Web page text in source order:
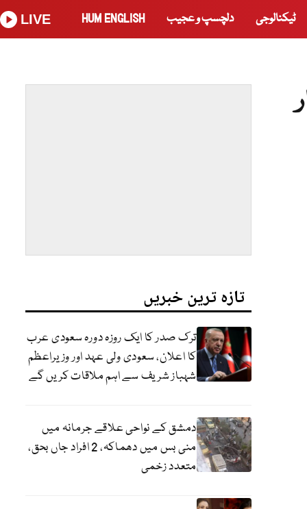
ٹیکنالوجی دلچسپ و عجیب HUM ENGLISH
LIVE
تازہ ترین خبریں
ترک صدر کا ایک روزہ دورہ سعودی عرب
کا اعلان، سعودی ولی عہد اور وزیراعظم
شہباز شریف سے اہم ملاقات کریں گے
دمشق کے نواحی علاقے جرمانہ میں
منی بس میں دھماکہ، 2 افراد جاں بحق،
متعدد زخمی